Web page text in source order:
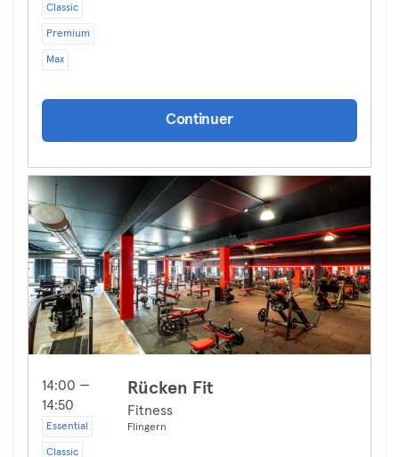
Classic
Premium
Max
Continuer
14:00 —
14:50
Essential
Classic
Rücken Fit
Fitness
Flingern